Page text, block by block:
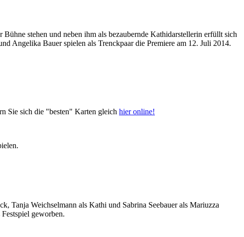
stehen und neben ihm als bezaubernde Kathidarstellerin erfüllt sich
Angelika Bauer spielen als Trenckpaar die Premiere am 12. Juli 2014.
Sie sich die "besten" Karten gleich hier online!
Tanja Weichselmann als Kathi und Sabrina Seebauer als Mariuzza
geworben.